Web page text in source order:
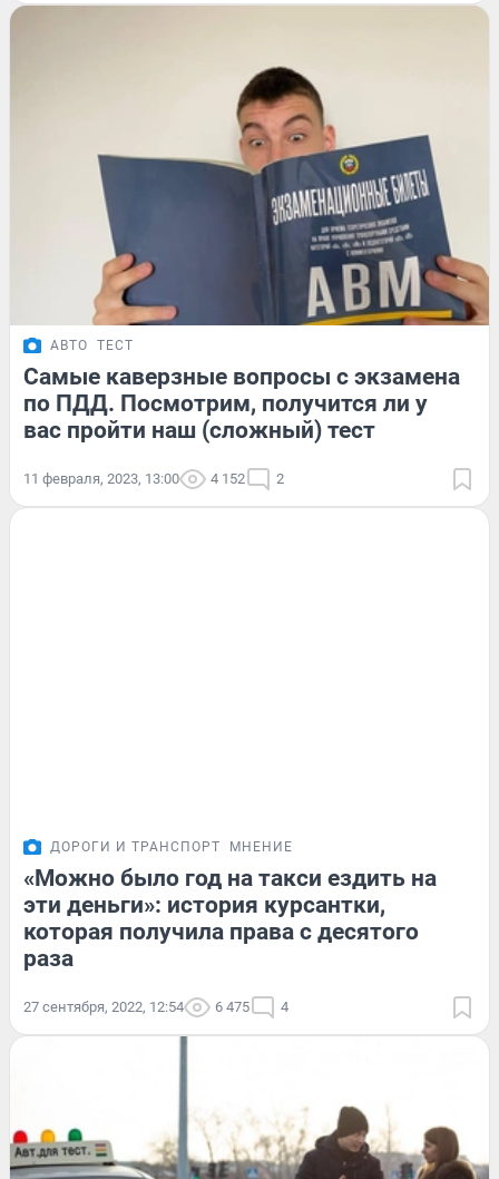
АВТО ТЕСТ
Самые каверзные вопросы с экзамена
по ПДД. Посмотрим, получится ли у
вас пройти наш (сложный) тест
11 февраля, 2023, 13:00 4 152 2
ДОРОГИ И ТРАНСПОРТ МНЕНИЕ
«Можно было год на такси ездить на
эти деньги»: история курсантки,
которая получила права с десятого
раза
27 сентября, 2022, 12:54 6 475 4